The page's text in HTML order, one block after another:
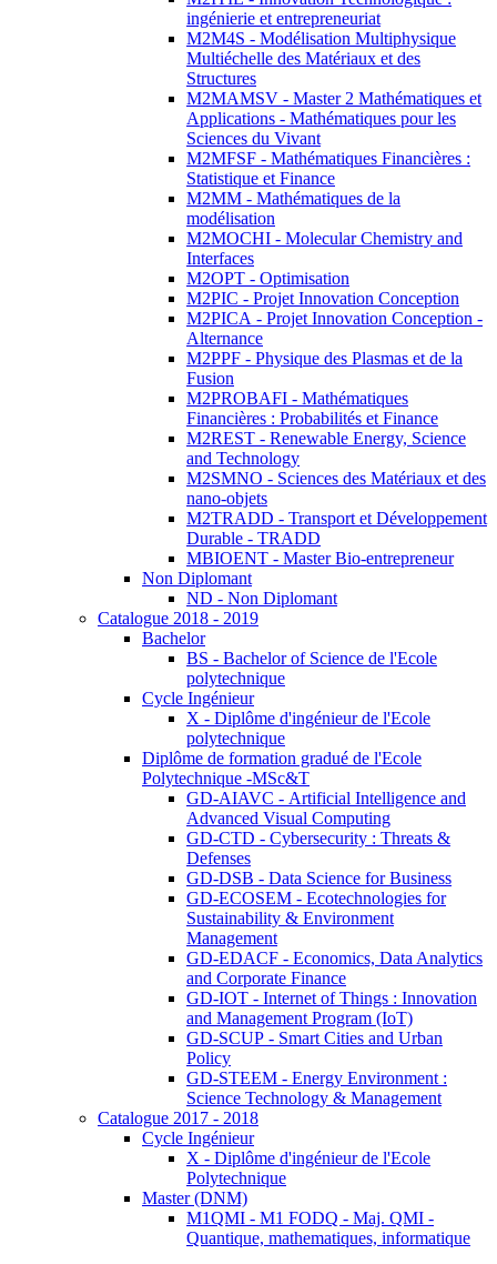
ingénierie et entrepreneuriat
M2M4S - Modélisation Multiphysique
Multiéchelle des Matériaux et des
Structures
M2MAMSV - Master 2 Mathématiques et
Applications - Mathématiques pour les
Sciences du Vivant
M2MFSF - Mathématiques Financières :
Statistique et Finance
M2MM - Mathématiques de la
modélisation
M2MOCHI - Molecular Chemistry and
Interfaces
M2OPT - Optimisation
M2PIC - Projet Innovation Conception
M2PICA - Projet Innovation Conception -
Alternance
M2PPF - Physique des Plasmas et de la
Fusion
M2PROBAFI - Mathématiques
Financières : Probabilités et Finance
M2REST - Renewable Energy, Science
and Technology
M2SMNO - Sciences des Matériaux et des
nano-objets
M2TRADD - Transport et Développement
Durable - TRADD
MBIOENT - Master Bio-entrepreneur
Non Diplomant
ND - Non Diplomant
Catalogue 2018 - 2019
Bachelor
BS - Bachelor of Science de l'Ecole
polytechnique
Cycle Ingénieur
X - Diplôme d'ingénieur de l'Ecole
polytechnique
Diplôme de formation gradué de l'Ecole
Polytechnique -MSc&T
GD-AIAVC - Artificial Intelligence and
Advanced Visual Computing
GD-CTD - Cybersecurity : Threats &
Defenses
GD-DSB - Data Science for Business
GD-ECOSEM - Ecotechnologies for
Sustainability & Environment
Management
GD-EDACF - Economics, Data Analytics
and Corporate Finance
GD-IOT - Internet of Things : Innovation
and Management Program (IoT)
GD-SCUP - Smart Cities and Urban
Policy
GD-STEEM - Energy Environment :
Science Technology & Management
Catalogue 2017 - 2018
Cycle Ingénieur
X - Diplôme d'ingénieur de l'Ecole
Polytechnique
Master (DNM)
M1QMI - M1 FODQ - Maj. QMI -
Quantique, mathematiques, informatique